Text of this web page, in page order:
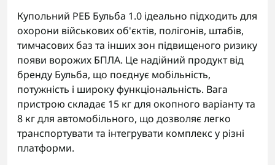
Купольний РЕБ Бульба 1.0 ідеально підходить для
охорони військових об'єктів, полігонів, штабів,
тимчасових баз та інших зон підвищеного ризику
появи ворожих БПЛА. Це надійний продукт від
бренду Бульба, що поєднує мобільність,
потужність і широку функціональність. Вага
пристрою складає 15 кг для окопного варіанту та
8 кг для автомобільного, що дозволяє легко
транспортувати та інтегрувати комплекс у різні
платформи.